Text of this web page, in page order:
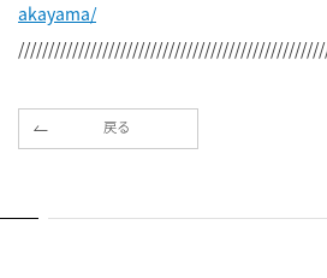
akayama/
戻る